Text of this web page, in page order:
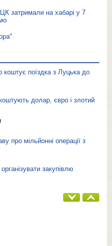
затримали на хабарі у 7
коштує поїздка з Луцька до
долар, євро і злотий
про мільйонні операції з
закупівлю